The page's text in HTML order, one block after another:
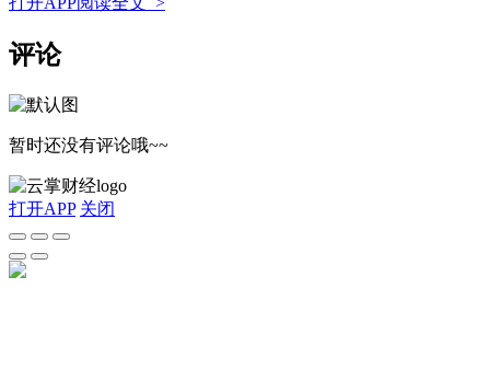
评论
暂时还没有评论哦~~
打开APP 关闭